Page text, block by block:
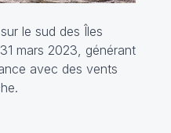
le sud des Îles
mars 2023, générant
avec des vents